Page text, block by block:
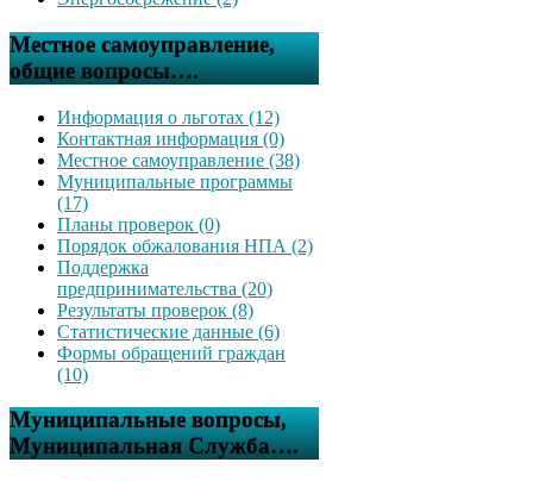
Местное самоуправление,
общие вопросы….
Информация о льготах (12)
Контактная информация (0)
Местное самоуправление (38)
Муниципальные программы
(17)
Планы проверок (0)
Порядок обжалования НПА (2)
Поддержка
предпринимательства (20)
Результаты проверок (8)
Статистические данные (6)
Формы обращений граждан
(10)
Муниципальные вопросы,
Муниципальная Служба….